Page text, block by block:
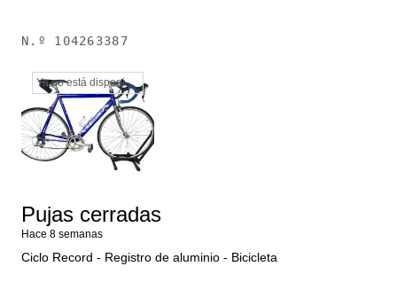
N.º 104263387
Ya no está disponible
Pujas cerradas
Hace 8 semanas
Ciclo Record - Registro de aluminio - Bicicleta